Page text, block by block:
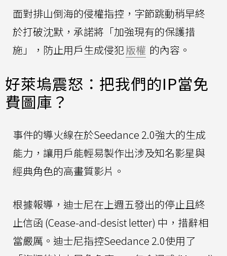
面對排山倒海的侵權指控，字節跳動稍早終
於打破沈默，承諾將「加強現有的保護措
施」，防止用戶生成侵犯版權 的內容。
好萊塢震怒：把我們的IP當免
費圖庫？
事件的導火線在於Seedance 2.0強大的生成
能力，讓用戶能輕易製作出涉及知名影星與
經典角色的高畫質影片。
根據報導，迪士尼在上週五發出的停止且終
止信函 (Cease-and-desist letter) 中，措辭相
當嚴厲。迪士尼指控Seedance 2.0使用了